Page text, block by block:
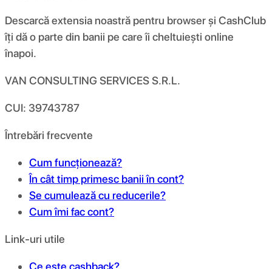
Descarcă extensia noastră pentru browser și CashClub
îți dă o parte din banii pe care îi cheltuiești online
înapoi.
VAN CONSULTING SERVICES S.R.L.
CUI: 39743787
Întrebări frecvente
Cum funcționează?
În cât timp primesc banii în cont?
Se cumulează cu reducerile?
Cum îmi fac cont?
Link-uri utile
Ce este cashback?